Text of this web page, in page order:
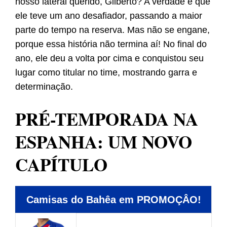
ele teve um ano desafiador, passando a maior
parte do tempo na reserva. Mas não se engane,
porque essa história não termina aí! No final do
ano, ele deu a volta por cima e conquistou seu
lugar como titular no time, mostrando garra e
determinação.
PRÉ-TEMPORADA NA
ESPANHA: UM NOVO
CAPÍTULO
Camisas do Bahêa em PROMOÇÂO!